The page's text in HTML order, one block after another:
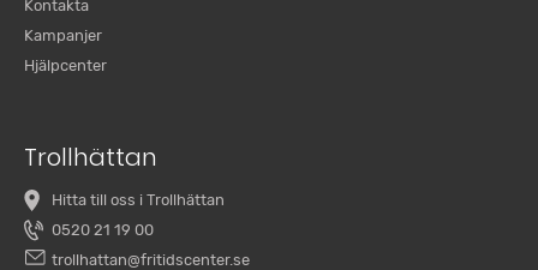
Kontakta
Kampanjer
Hjälpcenter
Trollhättan
Hitta till oss i Trollhättan
0520 21 19 00
trollhattan@fritidscenter.se